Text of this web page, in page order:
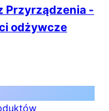
Przyrządzenia -
odżywcze